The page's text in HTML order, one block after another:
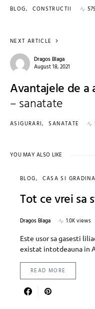
BLOG CONSTRUCTII
NEXT ARTICLE
Dragos Blaga
August 18, 2021
Avantajele de a
– sanatate
ASIGURARI SANATATE
YOU MAY ALSO LIKE
BLOG CASA SI GRADINA
Tot ce vrei sa
Dragos Blaga
1.0K views
Este usor sa gasesti
existat intotdeauna in
READ MORE